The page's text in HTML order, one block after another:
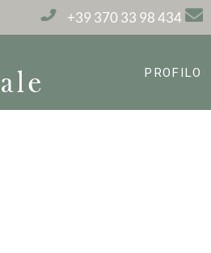
+39 370 33 98 434
PROFILO